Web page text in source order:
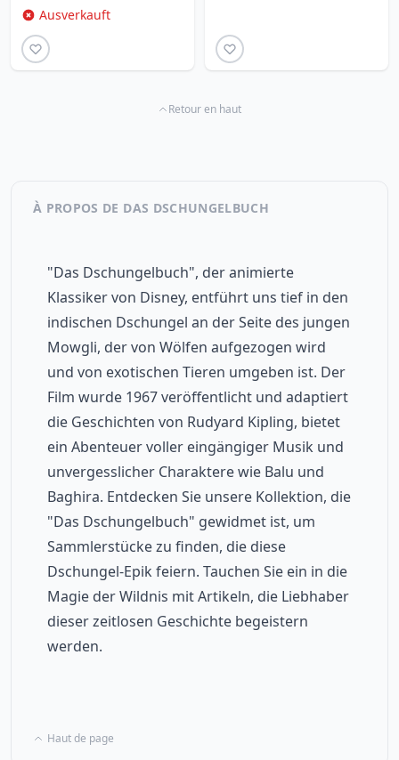
Ausverkauft
Retour en haut
À PROPOS DE DAS DSCHUNGELBUCH
"Das Dschungelbuch", der animierte
Klassiker von Disney, entführt uns tief in den
indischen Dschungel an der Seite des jungen
Mowgli, der von Wölfen aufgezogen wird
und von exotischen Tieren umgeben ist. Der
Film wurde 1967 veröffentlicht und adaptiert
die Geschichten von Rudyard Kipling, bietet
ein Abenteuer voller eingängiger Musik und
unvergesslicher Charaktere wie Balu und
Baghira. Entdecken Sie unsere Kollektion, die
"Das Dschungelbuch" gewidmet ist, um
Sammlerstücke zu finden, die diese
Dschungel-Epik feiern. Tauchen Sie ein in die
Magie der Wildnis mit Artikeln, die Liebhaber
dieser zeitlosen Geschichte begeistern
werden.
Haut de page